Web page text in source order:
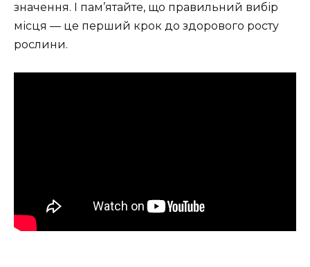
значення. І пам’ятайте, що правильний вибір
місця — це перший крок до здорового росту
рослини.